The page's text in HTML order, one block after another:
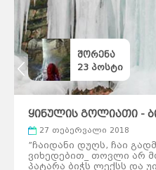
შორენა
23 პოსტი
ყინულის გოლიათი -
27 თებერვალი 2018
”ჩაიდანი დუღს, ჩაი
ვიხედებით_ თოვლი არ
პატარა ბიჭს ლექსს და